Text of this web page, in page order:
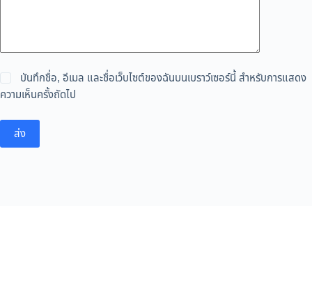
บันทึกชื่อ, อีเมล และชื่อเว็บไซต์ของฉันบนเบราว์เซอร์นี้ สำหรับการแสดง
ความเห็นครั้งถัดไป
ส่ง